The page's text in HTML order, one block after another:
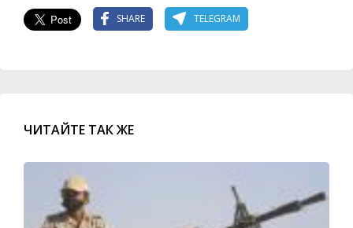
SHARE TELEGRAM
ЧИТАЙТЕ ТАК ЖЕ